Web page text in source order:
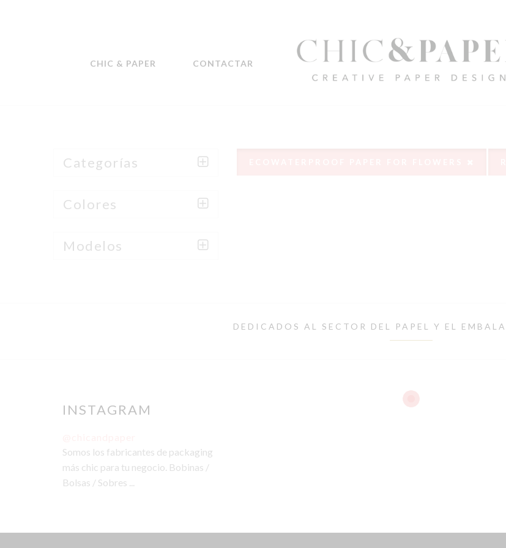
CHIC & PAPER CONTACTAR
Categorías
Colores
Modelos
DEDICADOS AL SECTOR DEL PAPEL Y EL
INSTAGRAM
Somos los fabricantes de packaging
más chic para tu negocio. Bobinas /
Bolsas / Sobres ...